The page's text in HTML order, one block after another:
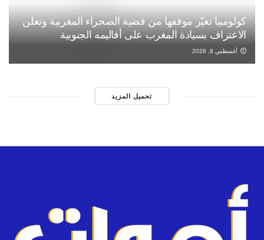
كولومبيا تغيّر موقفها من قضية الصحراء المغربية وتعلن
الاعتراف بسيادة المغرب على أقاليمه الجنوبية
أغسطس 8, 2026
تحميل المزيد